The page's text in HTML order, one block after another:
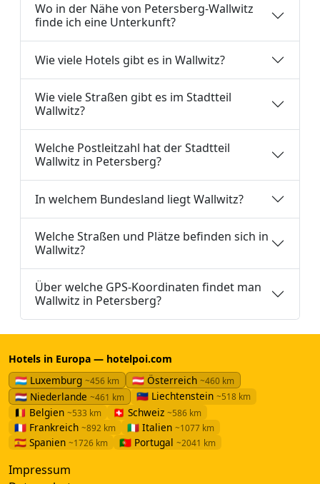
Wo in der Nähe von Petersberg-Wallwitz
finde ich eine Unterkunft?
Wie viele Hotels gibt es in Wallwitz?
Wie viele Straßen gibt es im Stadtteil
Wallwitz?
Welche Postleitzahl hat der Stadtteil
Wallwitz in Petersberg?
In welchem Bundesland liegt Wallwitz?
Welche Straßen und Plätze befinden sich in
Wallwitz?
Über welche GPS-Koordinaten findet man
Wallwitz in Petersberg?
Hotels in Europa — hotelpoi.com
🇱🇺 Luxemburg ~456 km 🇦🇹 Österreich ~460 km
🇳🇱 Niederlande ~461 km 🇱🇮 Liechtenstein ~518 km
🇧🇪 Belgien ~533 km 🇨🇭 Schweiz ~586 km
🇫🇷 Frankreich ~892 km 🇮🇹 Italien ~1077 km
🇪🇸 Spanien ~1726 km 🇵🇹 Portugal ~2041 km
Impressum